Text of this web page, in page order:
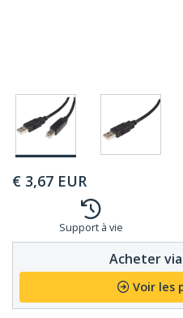
€ 3,67 EUR
Support à vie
Acheter
Voir les